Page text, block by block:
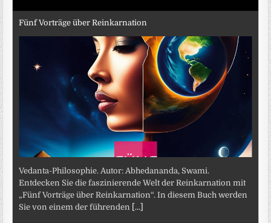
Fünf Vorträge über Reinkarnation
Vedanta-Philosophie. Autor: Abhedananda, Swami.
Entdecken Sie die faszinierende Welt der Reinkarnation mit
„Fünf Vorträge über Reinkarnation“. In diesem Buch werden
Sie von einem der führenden [...]